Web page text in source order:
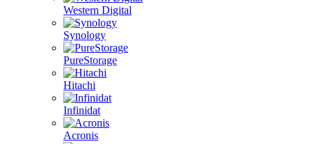
Western Digital
Synology
PureStorage
Hitachi
Infinidat
Acronis